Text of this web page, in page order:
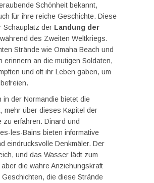
Schönheit bekannt,
für ihre reiche Geschichte. Diese
Schauplatz der Landung der
während des Zweiten Weltkriegs.
Strände wie Omaha Beach und
erinnern an die mutigen Soldaten,
und oft ihr Leben gaben, um
in der Normandie bietet die
mehr über dieses Kapitel der
zu erfahren. Dinard und
les-Bains bieten informative
eindrucksvolle Denkmäler. Der
und das Wasser lädt zum
die wahre Anziehungskraft
Geschichten, die diese Strände